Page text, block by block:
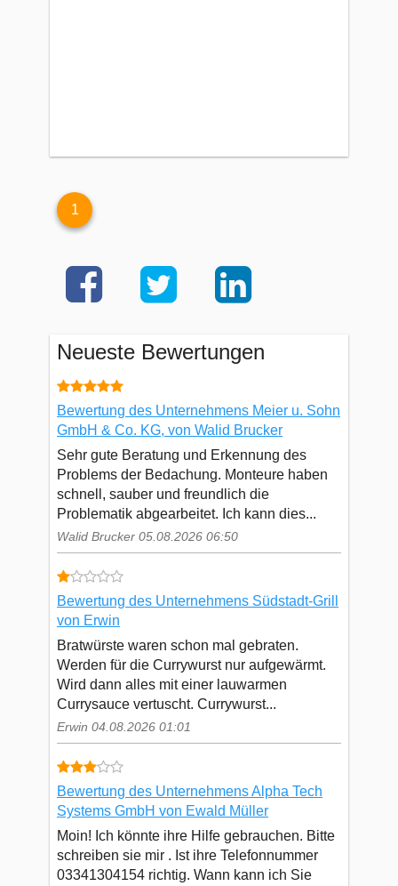
1
Neueste Bewertungen
Bewertung des Unternehmens Meier u. Sohn
GmbH & Co. KG, von Walid Brucker
Sehr gute Beratung und Erkennung des
Problems der Bedachung. Monteure haben
schnell, sauber und freundlich die
Problematik abgearbeitet. Ich kann dies...
Walid Brucker 05.08.2026 06:50
Bewertung des Unternehmens Südstadt-Grill
von Erwin
Bratwürste waren schon mal gebraten.
Werden für die Currywurst nur aufgewärmt.
Wird dann alles mit einer lauwarmen
Currysauce vertuscht. Currywurst...
Erwin 04.08.2026 01:01
Bewertung des Unternehmens Alpha Tech
Systems GmbH von Ewald Müller
Moin! Ich könnte ihre Hilfe gebrauchen. Bitte
schreiben sie mir . Ist ihre Telefonnummer
03341304154 richtig. Wann kann ich Sie